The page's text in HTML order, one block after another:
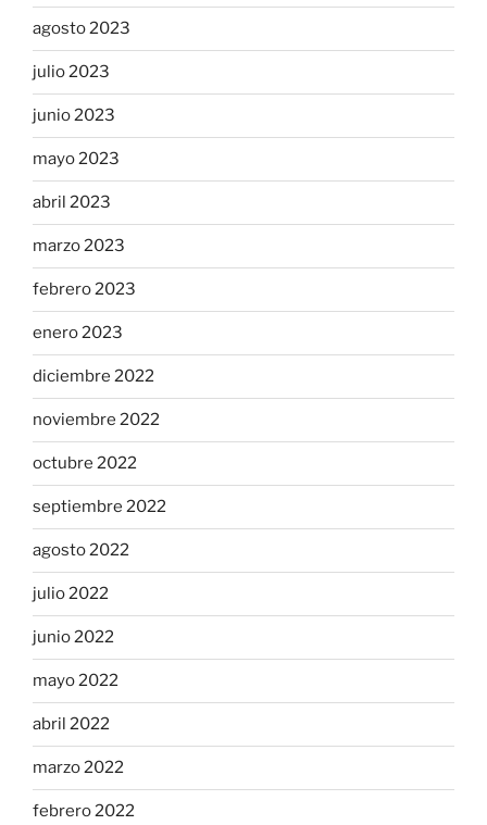
agosto 2023
julio 2023
junio 2023
mayo 2023
abril 2023
marzo 2023
febrero 2023
enero 2023
diciembre 2022
noviembre 2022
octubre 2022
septiembre 2022
agosto 2022
julio 2022
junio 2022
mayo 2022
abril 2022
marzo 2022
febrero 2022